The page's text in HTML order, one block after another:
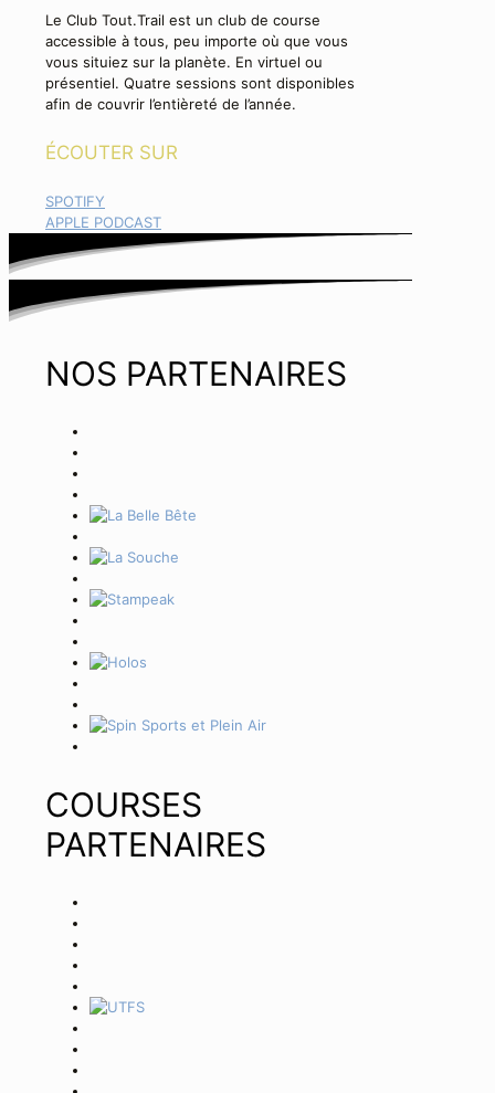
Le Club Tout.Trail est un club de course
accessible à tous, peu importe où que vous
vous situiez sur la planète. En virtuel ou
présentiel. Quatre sessions sont disponibles
afin de couvrir l’entièreté de l’année.
ÉCOUTER SUR
SPOTIFY
APPLE PODCAST
NOS PARTENAIRES
COURSES
PARTENAIRES